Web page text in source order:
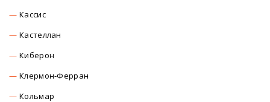
Касcиc
Кастеллан
Киберон
Клермон-Ферран
Кольмар